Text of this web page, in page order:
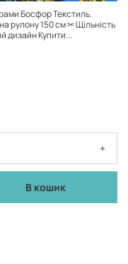
Босфор Текстиль.
рулону 150 см ✂ Щільність
дизайн Купити...
+
В кошик